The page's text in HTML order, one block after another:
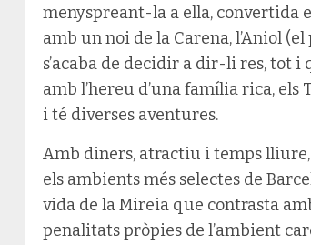
menyspreant-la a ella, convertida
amb un noi de la Carena, l’Aniol
s’acaba de decidir a dir-li res, tot i
amb l’hereu d’una família rica,
i té diverses aventures.
Amb diners, atractiu i temps
els ambients més selectes de
vida de la Mireia que contrasta
penalitats pròpies de l’ambient